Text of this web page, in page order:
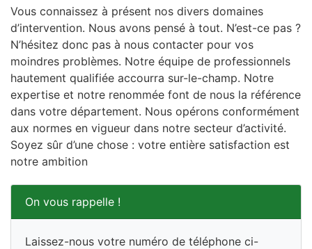
Vous connaissez à présent nos divers domaines
d’intervention. Nous avons pensé à tout. N’est-ce pas ?
N’hésitez donc pas à nous contacter pour vos
moindres problèmes. Notre équipe de professionnels
hautement qualifiée accourra sur-le-champ. Notre
expertise et notre renommée font de nous la référence
dans votre département. Nous opérons conformément
aux normes en vigueur dans notre secteur d’activité.
Soyez sûr d’une chose : votre entière satisfaction est
notre ambition
On vous rappelle !
Laissez-nous votre numéro de téléphone ci-